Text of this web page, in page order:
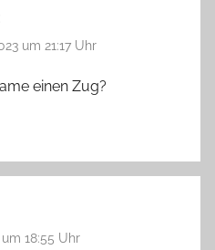
um 21:17 Uhr
einen Zug?
18:55 Uhr